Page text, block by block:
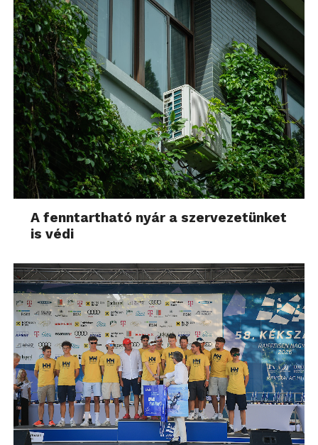
A fenntartható nyár a szervezetünket
is védi